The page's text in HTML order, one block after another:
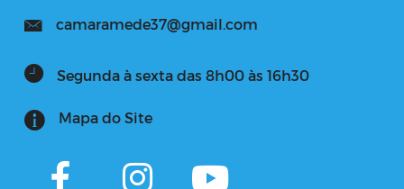
camaramede37@gmail.com
Segunda à sexta das 8h00 às 16h30
Mapa do Site